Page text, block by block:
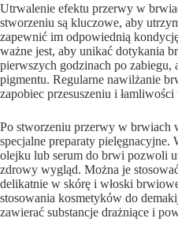
Utrwalenie efektu przerwy w
stworzeniu są kluczowe, aby
zapewnić im odpowiednią
ważne jest, aby unikać dotykania
pierwszych godzinach po zabiegu,
pigmentu. Regularne nawilżanie
zapobiec przesuszeniu i łamliwości
Po stworzeniu przerwy w brwiach
specjalne preparaty pielęgnacyjne.
olejku lub serum do brwi pozwoli
zdrowy wygląd. Można je
delikatnie w skórę i włoski
stosowania kosmetyków do
zawierać substancje drażniące i